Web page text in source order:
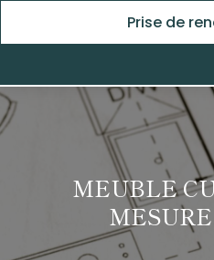
Prise de
MEUBLE